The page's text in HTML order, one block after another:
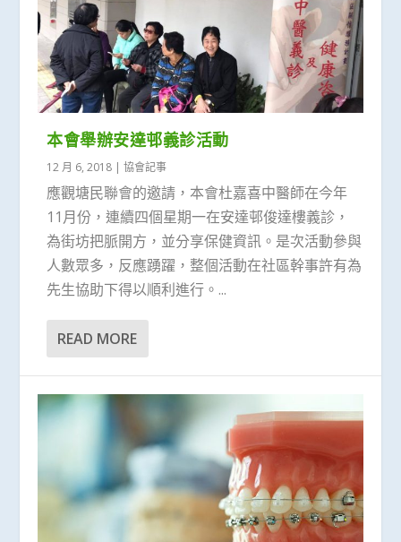
本會舉辦安達邨義診活動
12 月 6, 2018 |協會記事
應觀塘民聯會的邀請，本會杜嘉喜中醫師在今年
11月份，連續四個星期一在安達邨俊達樓義診，
為街坊把脈開方，並分享保健資訊。是次活動參與
人數眾多，反應踴躍，整個活動在社區幹事許有為
先生協助下得以順利進行。...
READ MORE